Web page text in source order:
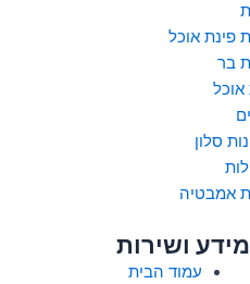
פינת אוכל
בר
אוכל
סלון
אמבטיה
מידע ושירות
עמוד הבית